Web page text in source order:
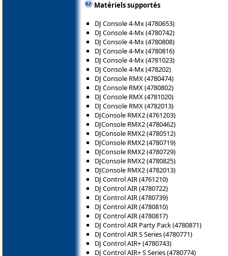
Matériels supportés
DJ Console 4-Mx (4780653)
DJ Console 4-Mx (4780742)
DJ Console 4-Mx (4780808)
DJ Console 4-Mx (4780816)
DJ Console 4-Mx (4781023)
DJ Console 4-Mx (478202)
DJ Console RMX (4780474)
DJ Console RMX (4780802)
DJ Console RMX (4781020)
DJ Console RMX (4782013)
DJConsole RMX2 (4761203)
DJConsole RMX2 (4780462)
DJConsole RMX2 (4780512)
DJConsole RMX2 (4780719)
DJConsole RMX2 (4780729)
DJConsole RMX2 (4780825)
DJConsole RMX2 (4782013)
DJ Control AIR (4761210)
DJ Control AIR (4780722)
DJ Control AIR (4780739)
DJ Control AIR (4780810)
DJ Control AIR (4780817)
DJ Control AIR Party Pack (4780871)
DJ Control AIR S Series (4780771)
DJ Control AIR+ (4780743)
DJ Control AIR+ S Series (4780774)